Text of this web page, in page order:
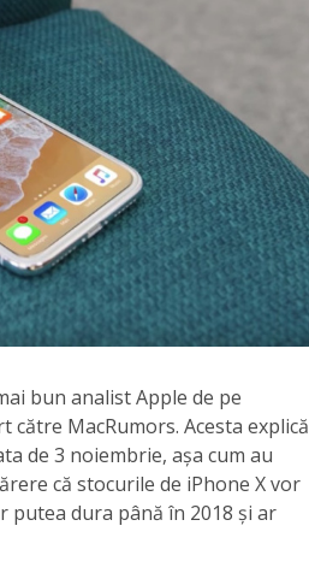
bun analist Apple de pe
MacRumors. Acesta explică
de 3 noiembrie, așa cum au
că stocurile de iPhone X vor
putea dura până în 2018 și ar